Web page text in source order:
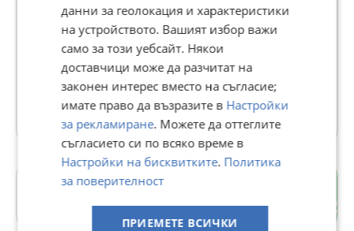
mercedes-lkw - КЪРНАРЕ
В Bazar.BG от 13 август 2013г.
Последно активен 06 август в 01:04 ч.
304 Обяви
с. Кърнаре
данни за геолокация и характеристики
на устройството. Вашият избор важи
само за този уебсайт. Някои
доставчици може да разчитат на
законен интерес вместо на съгласие;
имате право да възразите в Настройки
за рекламиране. Можете да оттеглите
съгласието си по всяко време в
Настройки на бисквитките. Политика
за поверителност
ПРИЕМЕТЕ ВСИЧКИ